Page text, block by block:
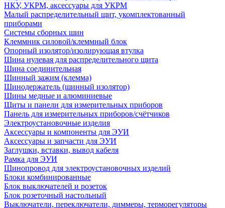
НКУ, УКРМ, аксессуары для УКРМ
Малый распределительный щит, укомплектованный
приборами
Системы сборных шин
Клеммник силовой/клеммный блок
Опорный изолятор/изолирующая втулка
Шина нулевая для распределительного щита
Шина соединительная
Шинный зажим (клемма)
Шинодержатель (шинный изолятор)
Шины медные и алюминиевые
Щиты и панели для измерительных приборов
Панель для измерительных приборов/счётчиков
Электроустановочные изделия
Аксессуары и компоненты для ЭУИ
Аксессуары и запчасти для ЭУИ
Заглушки, вставки, вывод кабеля
Рамка для ЭУИ
Шинопровод для электроустановочных изделий
Блоки комбинированные
Блок выключателей и розеток
Блок розеточный настольный
Выключатели, переключатели, диммеры, терморегуляторы